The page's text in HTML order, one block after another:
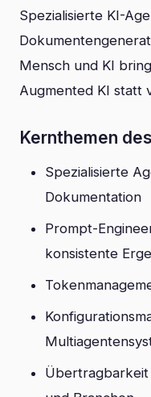
Spezialisierte KI-
Mensch und KI
Augmented KI statt
Kernthemen
Spezialisierte
Dokumentation
Prompt-
konsistente